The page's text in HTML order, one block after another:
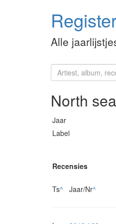
Alle
North
Jaar
Label
Recensies
Ts^ Jaar/Nr^